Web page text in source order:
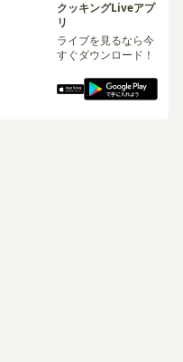
クッキングLiveアプ
リ
ライブを見るなら今
すぐダウンロード！